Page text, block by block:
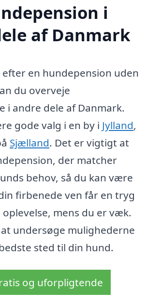
i
af Danmark
efter en hundepension uden
du overveje
i andre dele af Danmark.
gode valg i en by i Jylland,
Sjælland. Det er vigtigt at
der matcher
behov, så du kan være
firbenede ven får en tryg
mens du er væk.
undersøge mulighederne
sted til din hund.
og uforpligtende